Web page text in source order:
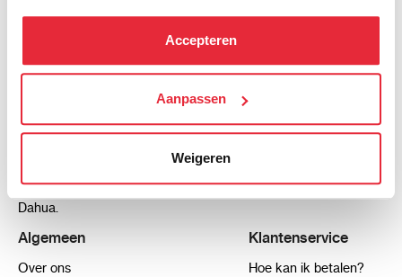
kunt alle cookies accepteren, alleen noodzakelijke
We werken samen met21 derden
die uw gegevens
kunnen ontvangen en verwerken.
Accepteren
Aanpassen
Weigeren
en domoticasystemen van de merken Satel, Hikvision en
Dahua.
Algemeen
Over ons
Klantenservice
Hoe kan ik betalen?